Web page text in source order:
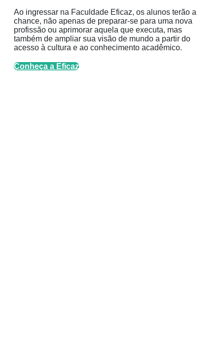
Ao ingressar na Faculdade Eficaz, os alunos terão a
chance, não apenas de preparar-se para uma nova
profissão ou aprimorar aquela que executa, mas
também de ampliar sua visão de mundo a partir do
acesso à cultura e ao conhecimento acadêmico.
Conheça a Eficaz